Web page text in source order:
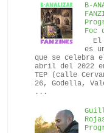
B-
Foc
El
es
que se celebra
abril del 2022
TEP (calle
26, Godella,
...